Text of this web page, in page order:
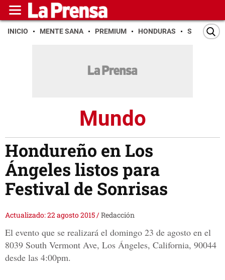
INICIO MENTE SANA PREMIUM HONDURAS SAN PEDRO
Mundo
Hondureño en Los
Ángeles listos para
Festival de Sonrisas
Actualizado: 22 agosto 2015/Redacción
El evento que se realizará el domingo 23 de agosto en el
8039 South Vermont Ave, Los Ángeles, California, 90044
desde las 4:00pm.